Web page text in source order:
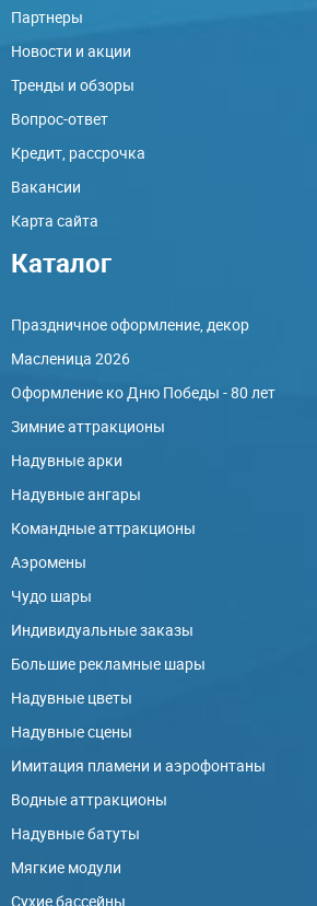
Партнеры
Новости и акции
Тренды и обзоры
Вопрос-ответ
Кредит, рассрочка
Вакансии
Карта сайта
Каталог
Праздничное оформление, декор
Масленица 2026
Оформление ко Дню Победы - 80 лет
Зимние аттракционы
Надувные арки
Надувные ангары
Командные аттракционы
Аэромены
Чудо шары
Индивидуальные заказы
Большие рекламные шары
Надувные цветы
Надувные сцены
Имитация пламени и аэрофонтаны
Водные аттракционы
Надувные батуты
Мягкие модули
Сухие бассейны